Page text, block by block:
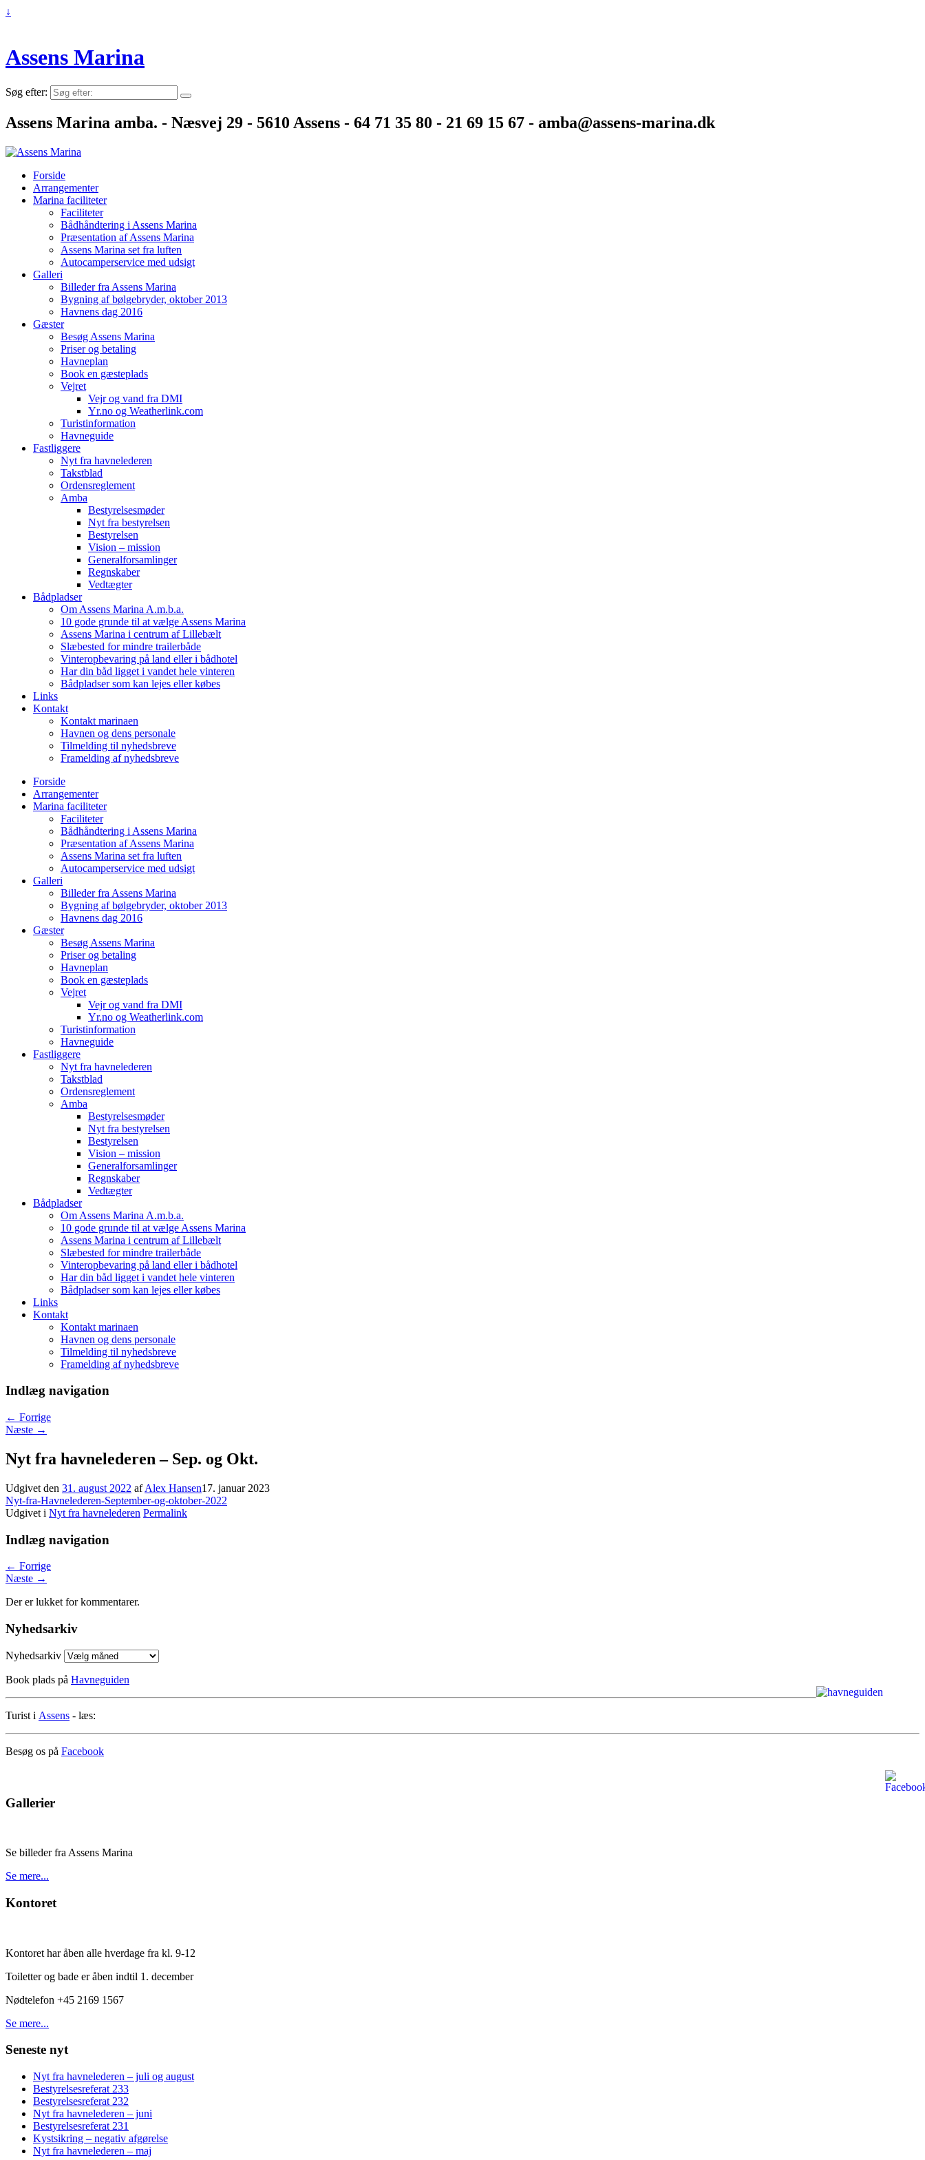
↓
Assens Marina
Søg efter:
Assens Marina amba. - Næsvej 29 - 5610 Assens - 64 71 35 80 - 21 69 15 67 - amba@assens-marina.dk
Forside
Arrangementer
Marina faciliteter
Faciliteter
Bådhåndtering i Assens Marina
Præsentation af Assens Marina
Assens Marina set fra luften
Autocamperservice med udsigt
Galleri
Billeder fra Assens Marina
Bygning af bølgebryder, oktober 2013
Havnens dag 2016
Gæster
Besøg Assens Marina
Priser og betaling
Havneplan
Book en gæsteplads
Vejret
Vejr og vand fra DMI
Yr.no og Weatherlink.com
Turistinformation
Havneguide
Fastliggere
Nyt fra havnelederen
Takstblad
Ordensreglement
Amba
Bestyrelsesmøder
Nyt fra bestyrelsen
Bestyrelsen
Vision – mission
Generalforsamlinger
Regnskaber
Vedtægter
Bådpladser
Om Assens Marina A.m.b.a.
10 gode grunde til at vælge Assens Marina
Assens Marina i centrum af Lillebælt
Slæbested for mindre trailerbåde
Vinteropbevaring på land eller i bådhotel
Har din båd ligget i vandet hele vinteren
Bådpladser som kan lejes eller købes
Links
Kontakt
Kontakt marinaen
Havnen og dens personale
Tilmelding til nyhedsbreve
Framelding af nyhedsbreve
Forside
Arrangementer
Marina faciliteter
Faciliteter
Bådhåndtering i Assens Marina
Præsentation af Assens Marina
Assens Marina set fra luften
Autocamperservice med udsigt
Galleri
Billeder fra Assens Marina
Bygning af bølgebryder, oktober 2013
Havnens dag 2016
Gæster
Besøg Assens Marina
Priser og betaling
Havneplan
Book en gæsteplads
Vejret
Vejr og vand fra DMI
Yr.no og Weatherlink.com
Turistinformation
Havneguide
Fastliggere
Nyt fra havnelederen
Takstblad
Ordensreglement
Amba
Bestyrelsesmøder
Nyt fra bestyrelsen
Bestyrelsen
Vision – mission
Generalforsamlinger
Regnskaber
Vedtægter
Bådpladser
Om Assens Marina A.m.b.a.
10 gode grunde til at vælge Assens Marina
Assens Marina i centrum af Lillebælt
Slæbested for mindre trailerbåde
Vinteropbevaring på land eller i bådhotel
Har din båd ligget i vandet hele vinteren
Bådpladser som kan lejes eller købes
Links
Kontakt
Kontakt marinaen
Havnen og dens personale
Tilmelding til nyhedsbreve
Framelding af nyhedsbreve
Indlæg navigation
← Forrige
Næste →
Nyt fra havnelederen – Sep. og Okt.
Udgivet den 31. august 2022 afAlex Hansen17. januar 2023
Nyt-fra-Havnelederen-September-og-oktober-2022
Udgivet i Nyt fra havnelederen Permalink
Indlæg navigation
← Forrige
Næste →
Der er lukket for kommentarer.
Nyhedsarkiv
Nyhedsarkiv
Book plads på Havneguiden
Turist i Assens - læs:
Besøg os på Facebook
Gallerier
Se billeder fra Assens Marina
Se mere...
Kontoret
Kontoret har åben alle hverdage fra kl. 9-12
Toiletter og bade er åben indtil 1. december
Nødtelefon +45 2169 1567
Se mere...
Seneste nyt
Nyt fra havnelederen – juli og august
Bestyrelsesreferat 233
Bestyrelsesreferat 232
Nyt fra havnelederen – juni
Bestyrelsesreferat 231
Kystsikring – negativ afgørelse
Nyt fra havnelederen – maj